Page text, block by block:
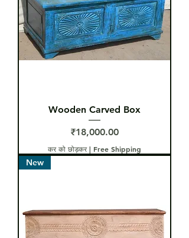
Wooden Carved Box
मूल्य
₹18,000.00
कर को छोड़कर| Free Shipping
New